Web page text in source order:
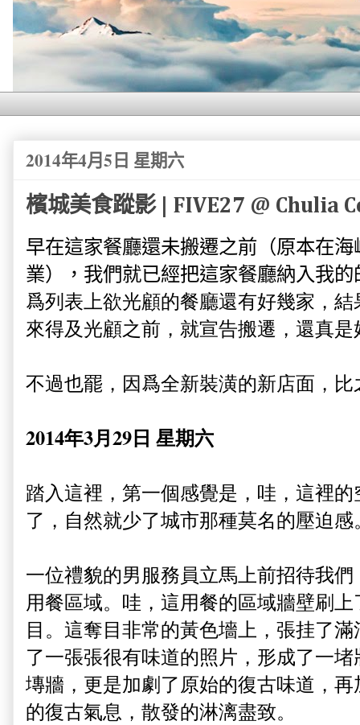
2014年4月5日 星期六
檳城美食蹤影 | FIVE27 @ Chulia
早在這家餐廳還未搬遷之前（原本在海
業），我們就已經把這家餐廳納入我的
爲列表上欲光顧的餐廳還有好幾家，
來得及光顧之前，就宣告搬遷，還真
不過也罷，因爲全新裝潢的新店面，
2014年3月29日 星期六
踏入這裡，第一個感覺是，哇，這裡
了，自然就少了城市那種莫名的壓迫感
一位禮貌的男服務員立馬上前招待我
用餐區域。哇，這用餐的區域牆壁刷
目。這奪目非常的黃色墻上，張挂了
了一張張很有味道的照片，形成了一
塼牆，更是加劇了原始的復古味道，
的復古氣息，散發的淋漓盡致。